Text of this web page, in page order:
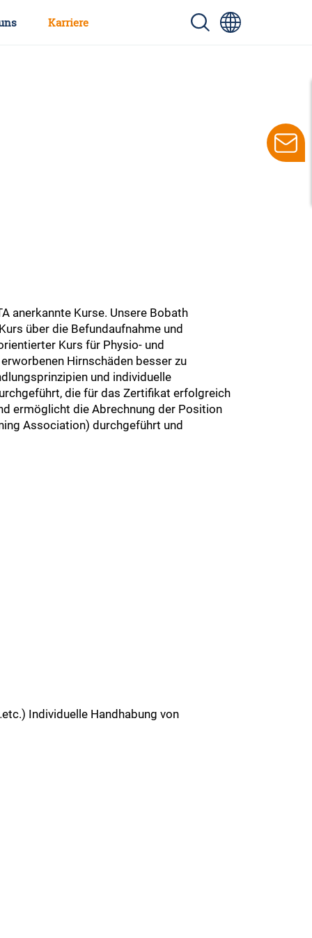
Karriere
anerkannte Kurse. Unsere Bobath
über die Befundaufnahme und
Kurs für Physio- und
Hirnschäden besser zu
und individuelle
die für das Zertifikat erfolgreich
ermöglicht die Abrechnung der Position
Association) durchgeführt und
Individuelle Handhabung von